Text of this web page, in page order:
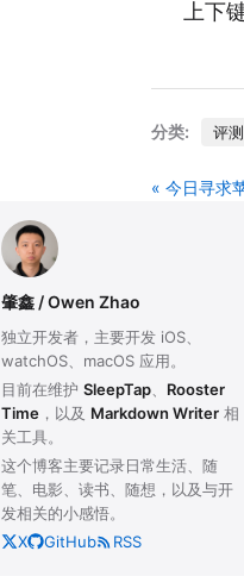
上下
分类: 评测
« 今日寻求
肇鑫 / Owen Zhao
独立开发者，主要开发 iOS、
watchOS、macOS 应用。
目前在维护 SleepTap
Rooster
Time ，以及 Markdown Writer 相
关工具。
这个博客主要记录日常生活、随
笔、电影、读书、随想，以及与开
发相关的小感悟。
X
GitHub RSS